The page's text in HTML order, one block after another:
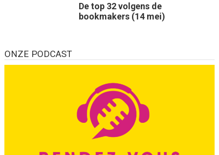
De top 32 volgens de
bookmakers (14 mei)
ONZE PODCAST